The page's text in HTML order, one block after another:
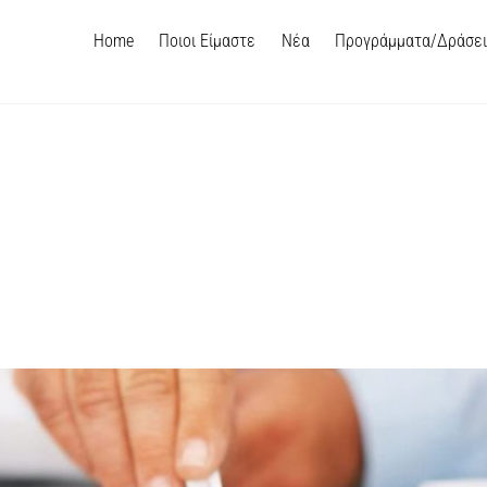
Home Ποιοι Είμαστε Νέα Προγράμματα/